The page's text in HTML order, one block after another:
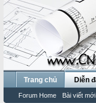
Trang chủ Diễn
Forum Home Bài viết mới